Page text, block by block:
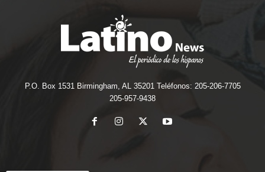
P.O. Box 1531 Birmingham, AL 35201 Teléfonos: 205-206-7705
205-957-9438